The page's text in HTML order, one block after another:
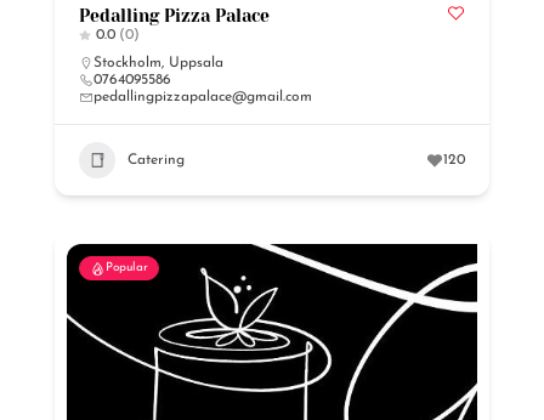
Pedalling Pizza Palace
0.0 (0)
Stockholm, Uppsala
0764095586
pedallingpizzapalace@gmail.com
Catering 120
Popular